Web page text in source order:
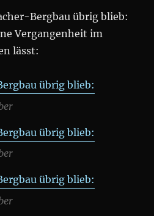
Bergbau übrig blieb:
Vergangenheit im
lässt: